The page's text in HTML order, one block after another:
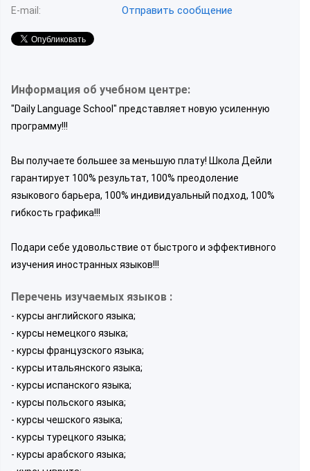
E-mail:
Отправить сообщение
Информация об учебном центре:
"Daily Language School" представляет новую усиленную
программу!!!
Вы получаете большее за меньшую плату! Школа Дейли
гарантирует 100% результат, 100% преодоление
языкового барьера, 100% индивидуальный подход, 100%
гибкость графика!!!
Подари себе удовольствие от быстрого и эффективного
изучения иностранных языков!!!
Перечень изучаемых языков :
- курсы английского языка;
- курсы немецкого языка;
- курсы французского языка;
- курсы итальянского языка;
- курсы испанского языка;
- курсы польского языка;
- курсы чешского языка;
- курсы турецкого языка;
- курсы арабского языка;